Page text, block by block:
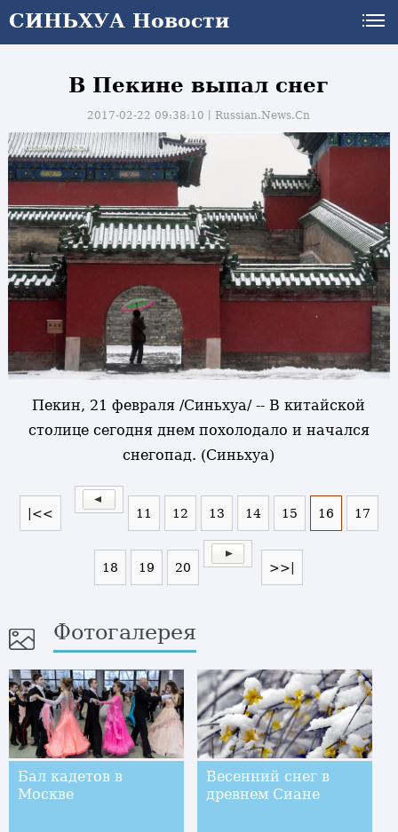
СИНЬХУА Новости
В Пекине выпал снег
2017-02-22 09:38:10丨Russian.News.Cn
Пекин, 21 февраля /Синьхуа/ -- В китайской
столице сегодня днем похолодало и начался
снегопад. (Синьхуа)
|<< 11 12 13 14 15 16 17
18 19 20 >>|
Фотогалерея
Бал кадетов в
Москве
Весенний снег в
древнем Сиане